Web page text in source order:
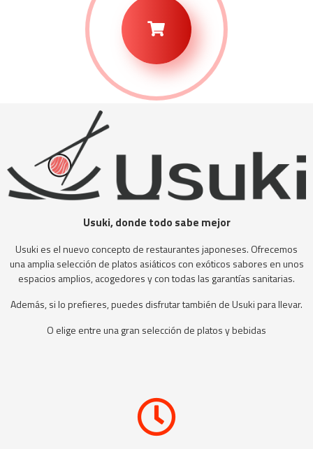
Usuki, donde todo sabe mejor
Usuki es el nuevo concepto de restaurantes japoneses. Ofrecemos
una amplia selección de platos asiáticos con exóticos sabores en unos
espacios amplios, acogedores y con todas las garantías sanitarias.
Además, si lo prefieres, puedes disfrutar también de Usuki para llevar.
O elige entre una gran selección de platos y bebidas